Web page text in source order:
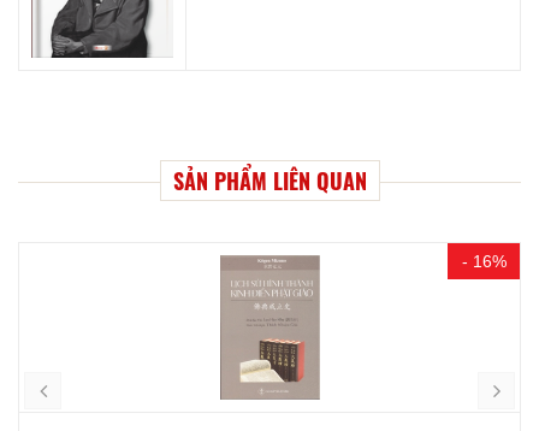
SẢN PHẨM LIÊN QUAN
- 16%